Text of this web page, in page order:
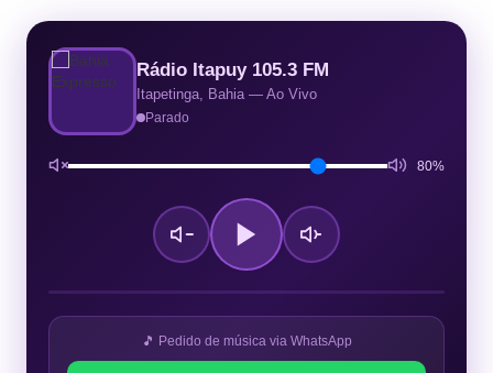
Rádio Itapuy 105.3 FM
Itapetinga, Bahia — Ao Vivo
Parado
80%
🎵 Pedido de música via WhatsApp